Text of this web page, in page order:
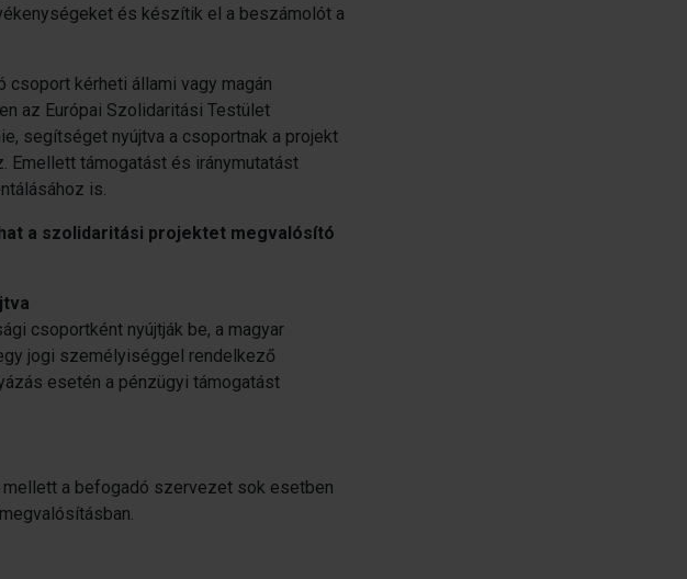
és készítik el a beszámolót a
csoport kérheti állami vagy magán
az Európai Szolidaritási Testület
segítséget nyújtva a csoportnak a projekt
Emellett támogatást és iránymutatást
is.
a szolidaritási projektet megvalósító
csoportként nyújtják be, a magyar
jogi személyiséggel rendelkező
esetén a pénzügyi támogatást
a befogadó szervezet sok esetben